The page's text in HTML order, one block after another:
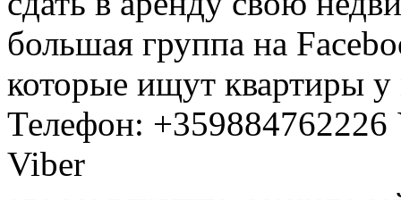
большая группа на
которые ищут квартиры
Телефон:
Viber